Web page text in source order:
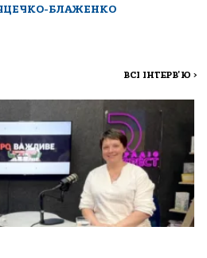
БЛАЖЕНКО
ВСІ ІНТЕРВ'Ю >